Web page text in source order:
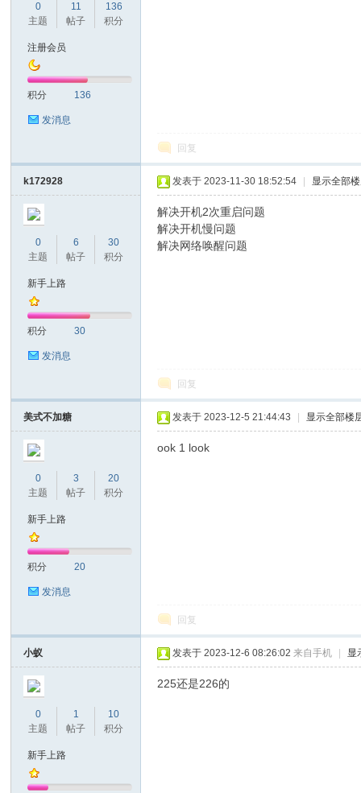
0
主题
11
帖子
136
积分
注册会员
积分 136
发消息
回复
k172928
0
主题
6
帖子
30
积分
新手上路
积分 30
发消息
发表于 2023-11-30 18:52:54 显示全部
解决开机2次重启问题
解决开机慢问题
解决网络唤醒问题
回复
美式不加糖
0
主题
3
帖子
20
积分
新手上路
积分 20
发消息
发表于 2023-12-5 21:44:43 显示全部楼
ook 1 look
回复
小蚁
0
主题
1
帖子
10
积分
新手上路
发表于 2023-12-6 08:26:02 来自手机 显
225还是226的